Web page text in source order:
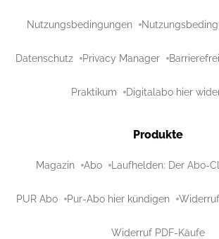
Nutzungsbedingungen
Datenschutz Privacy Manager
Praktikum Digitalabo hier
Produkte
Magazin Abo Laufhelden: Der Abo-
PUR Abo Pur-Abo hier kündigen
Widerruf PDF-Käufe